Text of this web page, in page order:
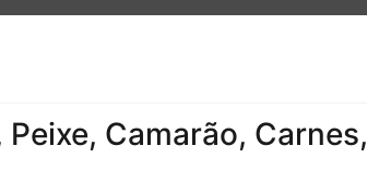
Camarão, Carnes,